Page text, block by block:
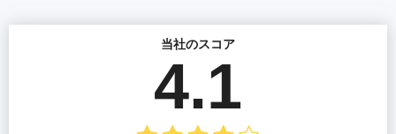
当社のスコア
4.1